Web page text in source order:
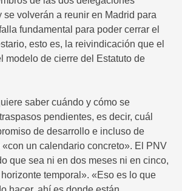
se volverán a reunir en Madrid para
fundamental para poder cerrar el
esto es, la reivindicación que el
modelo de cierre del Estatuto de
saber cuándo y cómo se
pendientes, es decir, cuál
de desarrollo e incluso de
un calendario concreto». El PNV
que sea ni en dos meses ni en cinco,
temporal». «Eso es lo que